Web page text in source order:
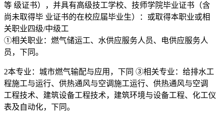
等 级证书），并具有高级技工学校、技师学院毕业证书（含
尚未取得毕 业证书的在校应届毕业生）：或取得本职业或相
关职业四级/中级工
①相关职业：燃气储运工、水供应服务人员、电供应服务人
员，下同。
2本专业：城市燃气输配与应用，下同 ③相关专业：给排水工
程施工与运行、供热通风与空调施工运行、供热通风与空调
工程技术、建筑设备工程技术，建筑环境与设备工程、化工仪
表及自动化，下同。